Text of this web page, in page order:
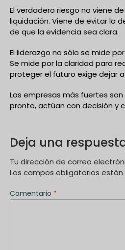
El verdadero riesgo no viene
liquidación. Viene de evitar la
de que la evidencia sea clara.
El liderazgo no sólo se mide
Se mide por la claridad para
proteger el futuro exige dejar
Las empresas más fuertes
pronto, actúan con decisión y
Deja una
Tu dirección de correo
Los campos obligatorios
Comentario *